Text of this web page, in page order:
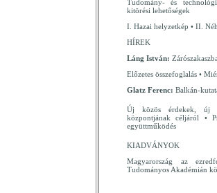
Tudomány- és
kitörési lehetőségek
I. Hazai helyzetkép • II.
HÍREK
Láng István:
Előzetes összefoglalás •
Glatz Ferenc: Balkán-
Új közös érdekek, új
központjának céljáról •
együttműködés
KIADVÁNYOK
Magyarország az
Tudományos Akadémián